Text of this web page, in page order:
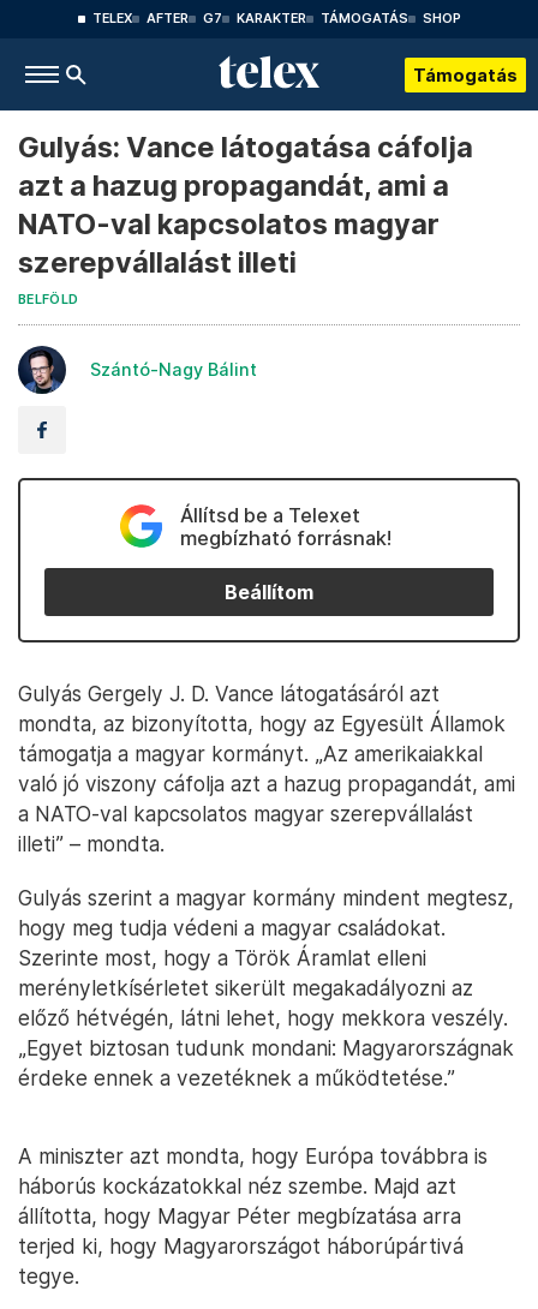
TELEX AFTER G7 KARAKTER TÁMOGATÁS SHOP
Támogatás
Gulyás: Vance látogatása cáfolja
azt a hazug propagandát, ami a
NATO-val kapcsolatos magyar
szerepvállalást illeti
BELFÖLD
Szántó-Nagy Bálint
Állítsd be a Telexet
megbízható forrásnak!
Beállítom
Gulyás Gergely J. D. Vance látogatásáról azt
mondta, az bizonyította, hogy az Egyesült Államok
támogatja a magyar kormányt. „Az amerikaiakkal
való jó viszony cáfolja azt a hazug propagandát, ami
a NATO-val kapcsolatos magyar szerepvállalást
illeti” – mondta.
Gulyás szerint a magyar kormány mindent megtesz,
hogy meg tudja védeni a magyar családokat.
Szerinte most, hogy a Török Áramlat elleni
merényletkísérletet sikerült megakadályozni az
előző hétvégén, látni lehet, hogy mekkora veszély.
„Egyet biztosan tudunk mondani: Magyarországnak
érdeke ennek a vezetéknek a működtetése.”
A miniszter azt mondta, hogy Európa továbbra is
háborús kockázatokkal néz szembe. Majd azt
állította, hogy Magyar Péter megbízatása arra
terjed ki, hogy Magyarországot háborúpártivá
tegye.